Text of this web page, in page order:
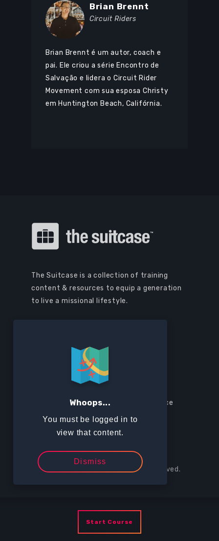
Whoops...
You must be logged in to
view that content.
Dismiss
Start Course
Brian Brennt
Circuit Riders
Brian Brennt é um autor, coach e
pai. Ele criou a série Encontro de
Salvação e lidera o Circuit Rider
Movement com sua esposa Christy
em Huntington Beach, Califórnia.
The Suitcase is a collection of training
content & resources to equip a generation
to live a missional lifestyle.
Browse All Courses
Take action
Terms of Service
© 2026 The Suitcase. All Rights Reserved.